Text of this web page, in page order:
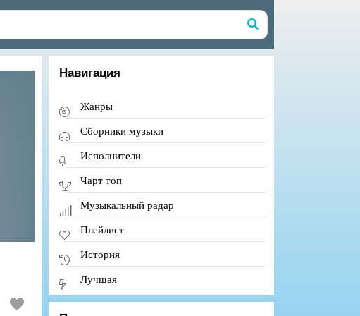
Навигация
Жанры
Сборники музыки
Исполнители
Чарт топ
Музыкальный радар
Плейлист
История
Лучшая